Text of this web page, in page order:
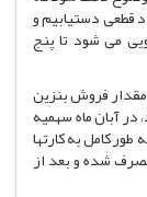
قطعی دستیابیم و
صرفه جویی می شود تا پنج
فروش بنزین
آبان ماه سهمیه
کامل به کارتها
شده و بعد از